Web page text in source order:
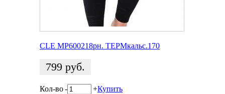
CLE MP600218pн. ТЕРМкальс.170
799 руб.
Кол-во- +Купить